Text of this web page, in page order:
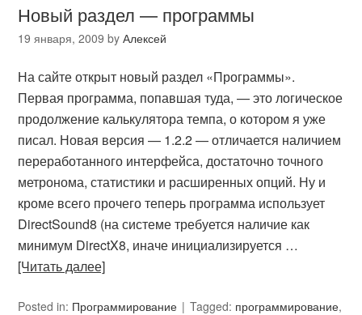
Новый раздел — программы
19 января, 2009 byАлексей
На сайте открыт новый раздел «Программы».
Первая программа, попавшая туда, — это логическое
продолжение калькулятора темпа, о котором я уже
писал. Новая версия — 1.2.2 — отличается наличием
переработанного интерфейса, достаточно точного
метронома, статистики и расширенных опций. Ну и
кроме всего прочего теперь программа использует
DirectSound8 (на системе требуется наличие как
минимум DirectX8, иначе инициализируется …
[Читать далее]
Posted in: Программирование Tagged: программирование,